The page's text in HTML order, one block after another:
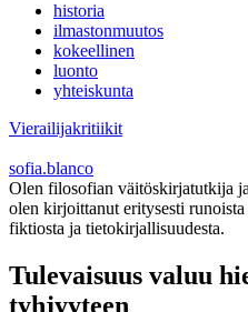
historia
ilmastonmuutos
kokeellinen
luonto
yhteiskunta
Vierailijakritiikit
sofia.blanco
Olen filosofian väitöskirjatutkija
olen kirjoittanut eritysesti
fiktiosta ja tietokirjallisuudesta.
Tulevaisuus valuu
tyhjyyteen